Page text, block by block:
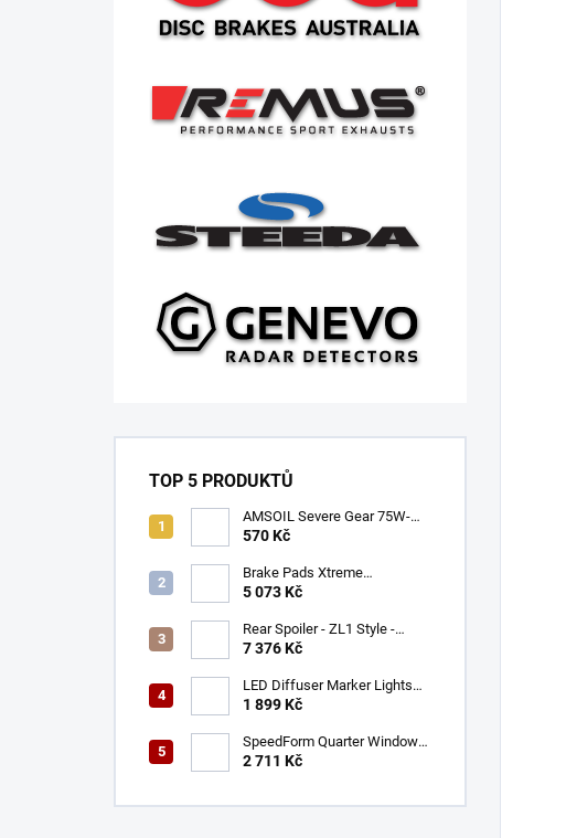
TOP 5 PRODUKTŮ
AMSOIL Severe Gear 75W-
140
570 Kč
Brake Pads Xtreme
Performance ECE R90
(DB9021XP)
5 073 Kč
Rear Spoiler - ZL1 Style -
Gloss Black (CAMARO 16-23)
7 376 Kč
LED Diffuser Marker Lights
(CHALLENGER 15-23)
1 899 Kč
SpeedForm Quarter Window
Louvers - Gloss Black
2 711 Kč